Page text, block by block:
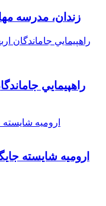
زندان، مدرسه
راهپيمايي
اروميه شايسته